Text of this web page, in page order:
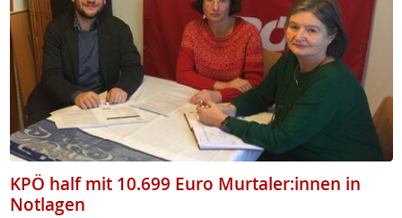
KPÖ half mit 10.699 Euro Murtaler:innen in
Notlagen